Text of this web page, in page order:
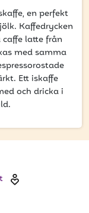
den första
av våra
en perfekt
Kaffedrycken
latte från
med samma
Ett iskaffe
och dricka i